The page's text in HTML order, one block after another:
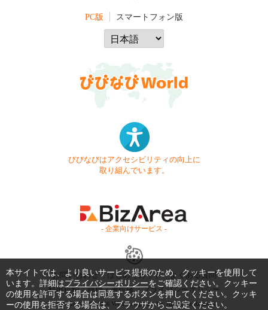
PC版 スマートフォン版
びびなびはアクセシビリティの向上に
取り組んでいます。
- 企業向けサービス -
お問い合わせ はじめてガイド
よくある質問
利用規約
商標・著作権 プライバシーポリシー
Copyright © 1999-2026 Vivid Navigation, Inc. All Rights Reserved.
本サイトでは、より良いサービス提供のため、クッキーを使用して
います。詳細はプライバシーポリシーをご確認ください。クッキー
の使用を許可する場合は同意するボタンを押してください。クッキ
ーの使用を拒否する場合は、ブラウザからご設定ください。